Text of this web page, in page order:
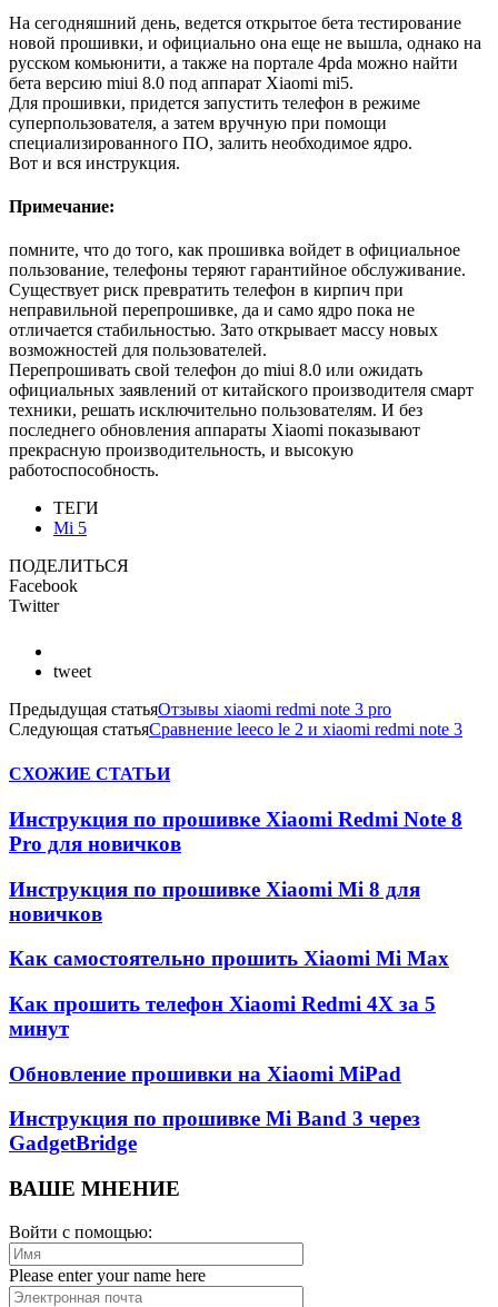
На сегодняшний день, ведется открытое бета тестирование
новой прошивки, и официально она еще не вышла, однако на
русском комьюнити, а также на портале 4pda можно найти
бета версию miui 8.0 под аппарат Xiaomi mi5.
Для прошивки, придется запустить телефон в режиме
суперпользователя, а затем вручную при помощи
специализированного ПО, залить необходимое ядро.
Вот и вся инструкция.
Примечание:
помните, что до того, как прошивка войдет в официальное
пользование, телефоны теряют гарантийное обслуживание.
Существует риск превратить телефон в кирпич при
неправильной перепрошивке, да и само ядро пока не
отличается стабильностью. Зато открывает массу новых
возможностей для пользователей.
Перепрошивать свой телефон до miui 8.0 или ожидать
официальных заявлений от китайского производителя смарт
техники, решать исключительно пользователям. И без
последнего обновления аппараты Xiaomi показывают
прекрасную производительность, и высокую
работоспособность.
ТЕГИ
Mi 5
ПОДЕЛИТЬСЯ
Facebook
Twitter
tweet
Предыдущая статьяОтзывы xiaomi redmi note 3 pro
Следующая статьяСравнение leeco le 2 и xiaomi redmi note 3
СХОЖИЕ СТАТЬИ
Инструкция по прошивке Xiaomi Redmi Note 8
Pro для новичков
Инструкция по прошивке Xiaomi Mi 8 для
новичков
Как самостоятельно прошить Xiaomi Mi Max
Как прошить телефон Xiaomi Redmi 4X за 5
минут
Обновление прошивки на Xiaomi MiPad
Инструкция по прошивке Mi Band 3 через
GadgetBridge
ВАШЕ МНЕНИЕ
Войти с помощью:
Please enter your name here